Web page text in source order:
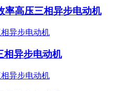
高压三相异步电动机
相异步电动机